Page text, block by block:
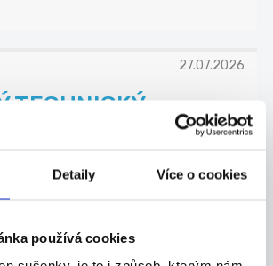
Detaily Více o cookies
používá cookies
27.07.2026
TECHNICKÝ
| AŽ 70 000 KČ |
praxi v technickém nákupu a